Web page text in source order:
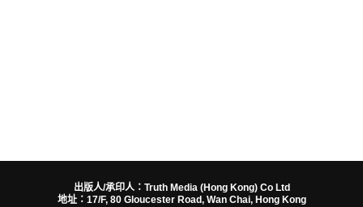
出版人/承印人：Truth Media (Hong Kong) Co Ltd
地址：17/F, 80 Gloucester Road, Wan Chai, Hong Kong